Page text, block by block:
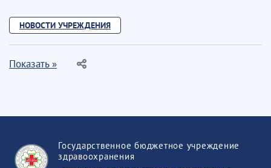
НОВОСТИ УЧРЕЖДЕНИЯ
Показать »
Государственное бюджетное учреждение
здравоохранения